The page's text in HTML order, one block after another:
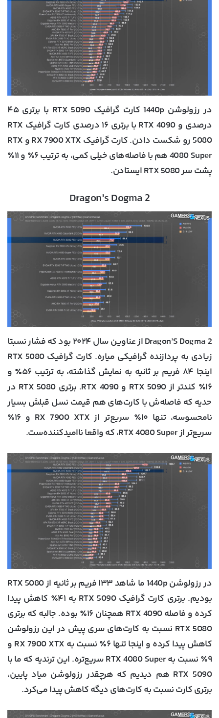
در رزولوشن 1440p کارت گرافیک RTX 5090 با برتری ۴۵
درصدی و RTX 4090 با برتری ۱۶ درصدی کارت گرافیک RTX
5080 رو شکست دادن. کارت گرافیک RX 7900 XTX و RTX
4080 Super هم با فاصله‌های خیلی کمی، به ترتیب ۶٪ و ۱۱٪
پشت سر RTX 5080 ایستادن.
Dragon’s Dogma 2
Dragon’S Dogma 2 از عناوین سال ۲۰۲۴ بود که فشار نسبتا
زیادی به پردازنده گرافیکی میاره. کارت گرافیک RTX 5080
اینجا ۸۴ فریم بر ثانیه به نمایش گذاشته، به ترتیب ۵۶٪‌ و
۱۶٪ کندتر از RTX 5090 و RTX 4090. برتری RTX 5080 در
حدیه که فاصله‌ش با کارت‌های هم قیمت نسل قبلش بسیار
نامحسوسه، تنها ۱۰٪ سریع‌تر از RX 7900 XTX و ۱۶٪
سریع‌تر از RTX 4080 Super، که واقعا ناامیدکننده‌ست.
در رزولوشن 1440p ما شاهد ۱۳۳ فریم بر ثانیه از RTX 5080
بودیم. برتری کارت گرافیک RTX 5090 به ۴۱٪ کاهش پیدا
کرده و فاصله RTX 4090 همچنان ۱۶٪ بوده. جالبه که برتری
RTX 5080 نسبت به کارت‌های سری پیش در این رزولوشن
کاهش پیدا کرده و اینجا تنها ۶٪ نسبت به RX 7900 XTX و
۹٪ نسبت به RTX 4080 Super سریع‌تره. این ترندیه که ما با
RTX 5090 هم دیدیم که هرچقدر رزولوشن میاد پایین،
برتری کارت نسبت به کارت‌های دیگه کاهش پیدا می‌کرد.